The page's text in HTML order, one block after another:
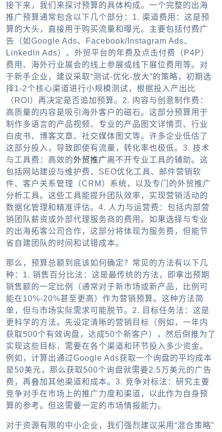
接下来，我们来探讨预算的具体构成。一个完整的出海
推广预算通常包含以下几个部分： 1. 渠道费用： 这是预
算的大头，直接用于购买流量和曝光。主要包括付费广
告（如Google Ads、Facebook/Instagram Ads、
LinkedIn Ads）、 外贸平台的年费及点击付费（P4P）
费用、海外行业展会的线上参展或线下展位费用等。对
于新手企业，建议采取“测试-优化-放大”的策略，初期选
择1-2个核心渠道进行小规模测试，根据投入产出比
（ROI）再决定是否追加预算。 2. 内容与创意制作费：
高质量的内容是吸引海外客户的磁石。这部分预算用于
制作多语言的产品视频、专业的产品图文详情页、行业
白皮书、博客文章、社交媒体图文等。许多企业低估了
这部分投入，导致即使有流量，转化率也极低。 3. 技术
与工具费： 高效的外贸推广离不开专业工具的辅助。这
包括网站建设与维护费、SEO优化工具、邮件营销软
件、客户关系管理（CRM）系统，以及专门的外贸推广
分析工具。这些工具能提升团队效率，实现营销活动的
数据化管理和精准评估。 4. 人力与运营费： 包括内部营
销团队薪资或外部代理服务商的费用。如果选择与专业
的出海拓客公司 合作，这部分将体现为服务费，但能节
省自建团队的时间和试错成本。
那么，预算总额到底该如何确定？常见的方法有以下几
种： 1. 销售百分比法： 这是最传统的方法，即拿出预期
销售额的一定比例（通常对于新市场或新产品，比例可
能在10%-20%甚至更高）作为营销预算。这种方法简
单，但与市场实际需求可能脱节。 2. 目标任务法： 这是
更科学的方法。先设定清晰的营销目标（例如，一年内
获取500个有效询盘，达成50个新客户），然后倒推为了
实现这些目标，需要在各个渠道和环节投入多少资金。
例如，计算出通过Google Ads获取一个询盘的平均成本
是50美元，那么获取500个询盘就需要2.5万美元的广告
费，再叠加其他渠道和成本。 3. 竞争对标法： 研究主要
竞争对手在市场上的推广力度和渠道，以此作为自身预
算的参考。但这需要一定的市场情报能力。
对于资源有限的中小企业，我们强烈建议采用“混合策略”